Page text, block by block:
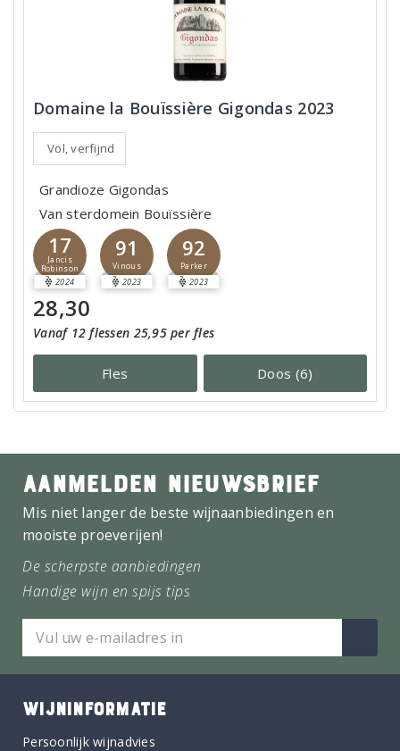
Domaine la Bouïssière Gigondas 2023
Vol, verfijnd
Grandioze Gigondas
Van sterdomein Bouïssière
17
Jancis
Robinson
2024
91
Vinous
2023
92
Parker
2023
28,30
Vanaf 12 flessen 25,95 per fles
Fles Doos (6)
AANMELDEN NIEUWSBRIEF
Mis niet langer de beste wijnaanbiedingen en
mooiste proeverijen!
De scherpste aanbiedingen
Handige wijn en spijs tips
WIJNINFORMATIE
Persoonlijk wijnadvies